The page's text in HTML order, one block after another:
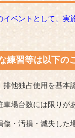
イベントとして、実
練習等は以下の
排他独占使用を基本
車場台数には限りが
傷・汚損・滅失した